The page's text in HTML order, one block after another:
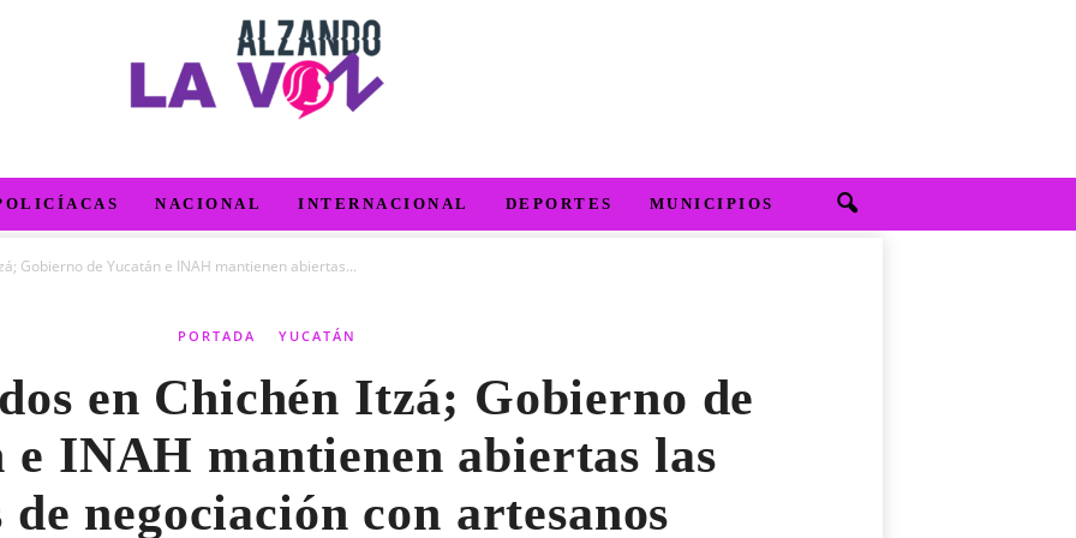
NACIONAL INTERNACIONAL DEPORTES MUNICIPIOS
Gobierno de Yucatán e INAH mantienen abiertas...
PORTADA YUCATÁN
en Chichén Itzá; Gobierno de
e INAH mantienen abiertas las
de negociación con artesanos